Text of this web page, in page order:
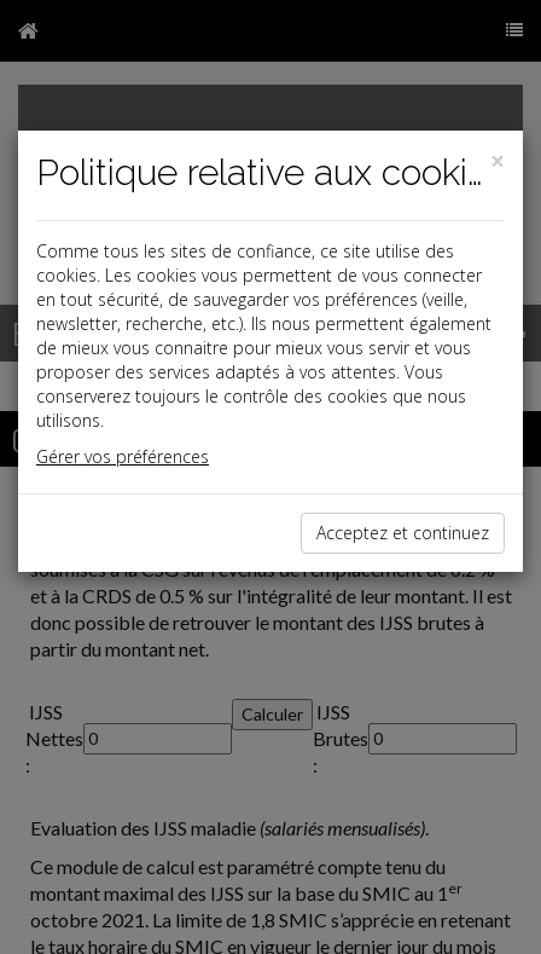
Base documentaire
Outils de calcul
Les indemnités journalières de sécurité sociale sont
soumises à la CSG sur revenus de remplacement de 6.2 %
et à la CRDS de 0.5 % sur l'intégralité de leur montant. Il est
donc possible de retrouver le montant des IJSS brutes à
partir du montant net.
IJSS
Nettes
:
IJSS
Brutes
:
Evaluation des IJSS maladie (salariés mensualisés).
Ce module de calcul est paramétré compte tenu du
montant maximal des IJSS sur la base du SMIC au 1 er
octobre 2021. La limite de 1,8 SMIC s’apprécie en retenant
le taux horaire du SMIC en vigueur le dernier jour du mois
×
Politique relative aux cookies
Comme tous les sites de confiance, ce site utilise des
cookies. Les cookies vous permettent de vous connecter
en tout sécurité, de sauvegarder vos préférences (veille,
newsletter, recherche, etc.). Ils nous permettent également
de mieux vous connaitre pour mieux vous servir et vous
proposer des services adaptés à vos attentes. Vous
conserverez toujours le contrôle des cookies que nous
utilisons.
Gérer vos préférences
Acceptez et continuez